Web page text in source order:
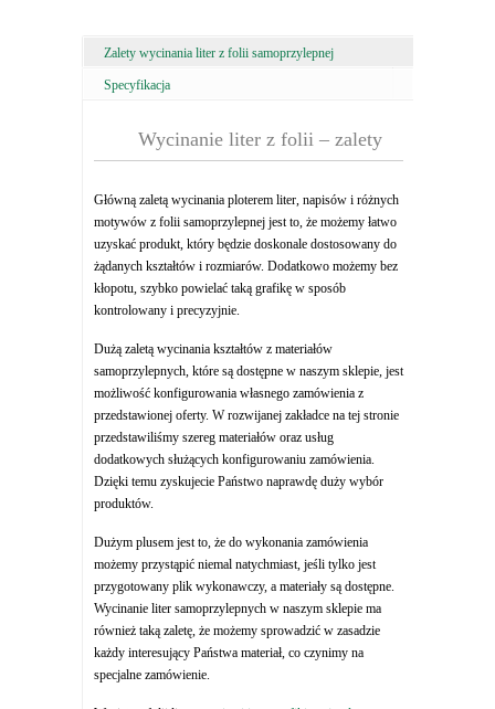
Zalety wycinania liter z folii samoprzylepnej
Specyfikacja
Wycinanie liter z folii – zalety
Główną zaletą wycinania ploterem liter, napisów i różnych
motywów z folii samoprzylepnej jest to, że możemy łatwo
uzyskać produkt, który będzie doskonale dostosowany do
żądanych kształtów i rozmiarów. Dodatkowo możemy bez
kłopotu, szybko powielać taką grafikę w sposób
kontrolowany i precyzyjnie.
Dużą zaletą wycinania kształtów z materiałów
samoprzylepnych, które są dostępne w naszym sklepie, jest
możliwość konfigurowania własnego zamówienia z
przedstawionej oferty. W rozwijanej zakładce na tej stronie
przedstawiliśmy szereg materiałów oraz usług
dodatkowych służących konfigurowaniu zamówienia.
Dzięki temu zyskujecie Państwo naprawdę duży wybór
produktów.
Dużym plusem jest to, że do wykonania zamówienia
możemy przystąpić niemal natychmiast, jeśli tylko jest
przygotowany plik wykonawczy, a materiały są dostępne.
Wycinanie liter samoprzylepnych w naszym sklepie ma
również taką zaletę, że możemy sprowadzić w zasadzie
każdy interesujący Państwa materiał, co czynimy na
specjalne zamówienie.